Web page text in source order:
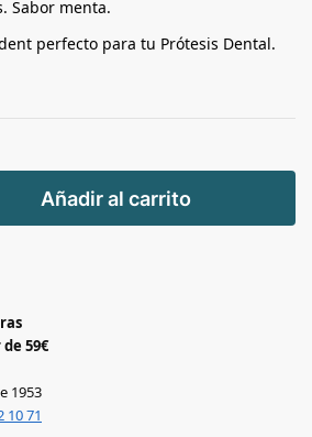
Sabor menta.
perfecto para tu Prótesis Dental.
Añadir al carrito
59€
1953
10 71